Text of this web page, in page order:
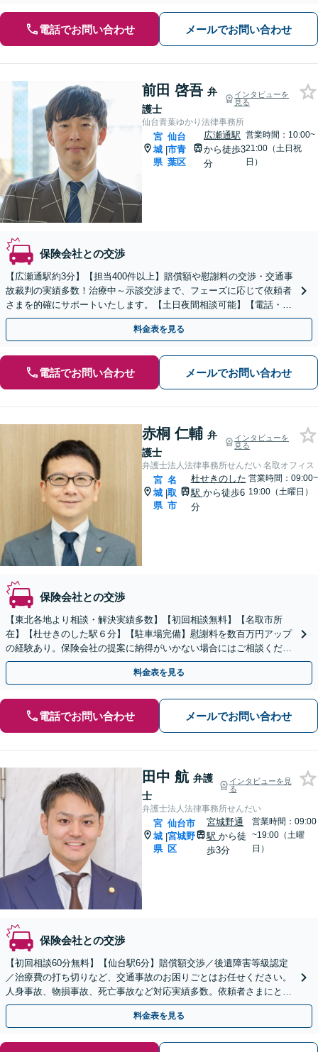
電話でお問い合わせ メールでお問い合わせ
前田 啓吾 弁
護士
インタビューを
見る
仙台青葉ゆかり法律事務所
宮
城
県
|
仙台
市青
葉区
広瀬通駅
から徒歩3
分
営業時間：10:00~
21:00（土日祝
日）
保険会社との交渉
【広瀬通駅約3分】【担当400件以上】賠償額や慰謝料の交渉・交通事
故裁判の実績多数！治療中～示談交渉まで、フェーズに応じて依頼者
さまを的確にサポートいたします。【土日夜間相談可能】【電話・オ
ンライン相談対応】【相談料・着手金無料】
料金表を見る
電話でお問い合わせ メールでお問い合わせ
赤桐 仁輔 弁
護士
インタビューを
見る
弁護士法人法律事務所せんだい 名取オフィス
宮
城
県
|
名
取
市
杜せきのした
駅 から徒歩6
分
営業時間：09:00~
19:00（土曜日）
保険会社との交渉
【東北各地より相談・解決実績多数】【初回相談無料】【名取市所
在】【杜せきのした駅６分】【駐車場完備】慰謝料を数百万円アップ
の経験あり。保険会社の提案に納得がいかない場合にはご相談くださ
い【土曜相談可】【完全個室】
料金表を見る
電話でお問い合わせ メールでお問い合わせ
田中 航 弁護
士
インタビューを見
る
弁護士法人法律事務所せんだい
宮
城
県
|
仙台市
宮城野
区
宮城野通
駅から徒
歩3分
営業時間：09:00
~19:00（土曜
日）
保険会社との交渉
【初回相談60分無料】【仙台駅6分】賠償額交渉／後遺障害等級認定
／治療費の打ち切りなど、交通事故のお困りごとはお任せください。
人身事故、物損事故、死亡事故など対応実績多数。依頼者さまにとっ
て最善の解決となるよう、粘り強く交渉・対応します
料金表を見る